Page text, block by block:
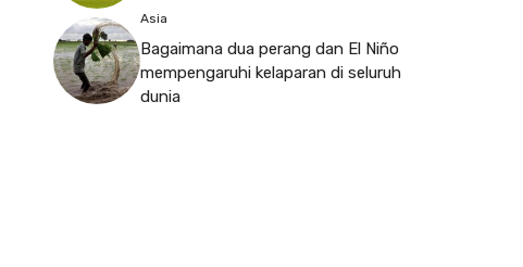
Asia
Bagaimana dua perang dan El Niño
mempengaruhi kelaparan di seluruh
dunia